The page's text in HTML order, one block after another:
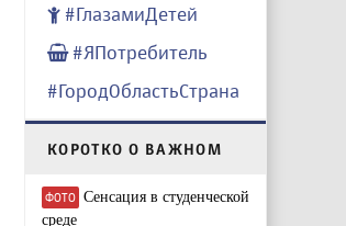
#ГлазамиДетей
#ЯПотребитель
#ГородОбластьСтрана
КОРОТКО О ВАЖНОМ
ФОТО Сенсация в студенческой
среде